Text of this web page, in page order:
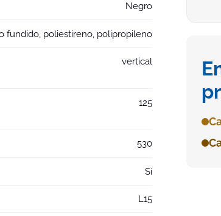
Negro
fundido, poliestireno, polipropileno
vertical
125
530
Sí
L15